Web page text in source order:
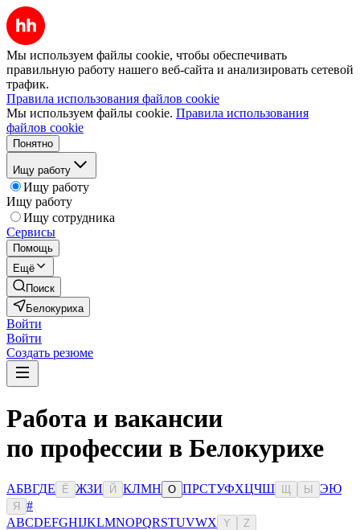
Мы используем файлы cookie, чтобы обеспечивать
правильную работу нашего веб-сайта и анализировать сетевой
трафик.
Правила использования файлов cookie
Мы используем файлы cookie. Правила использования
файлов cookie
Понятно
Ищу работу
Ищу работу
Ищу работу
Ищу сотрудника
Сервисы
Помощь
Ещё
Поиск
Белокуриха
Войти
Войти
Создать резюме
Работа и вакансии
по профессии в Белокурихе
АБВГДЕ Ё ЖЗИ Й КЛМН О ПРСТУФХЦЧШ Ы ЭЮ
Я
#
ABCDEFGHIJKLMNOPQRSTUVWX Y Z